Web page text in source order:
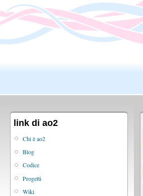
link di ao2
Chi è ao2
Blog
Codice
Progetti
Wiki